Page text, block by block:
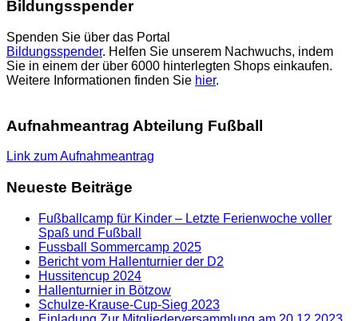
Bildungsspender
Spenden Sie über das Portal
Bildungsspender. Helfen Sie unserem Nachwuchs, indem
Sie in einem der über 6000 hinterlegten Shops einkaufen.
Weitere Informationen finden Sie hier.
Aufnahmeantrag Abteilung Fußball
Link zum Aufnahmeantrag
Neueste Beiträge
Fußballcamp für Kinder – Letzte Ferienwoche voller
Spaß und Fußball
Fussball Sommercamp 2025
Bericht vom Hallenturnier der D2
Hussitencup 2024
Hallenturnier in Bötzow
Schulze-Krause-Cup-Sieg 2023